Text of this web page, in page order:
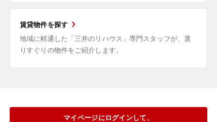
賃貸物件を探す
地域に精通した「三井のリハウス」専門スタッフが、選
りすぐりの物件をご紹介します。
マイページにログインして、